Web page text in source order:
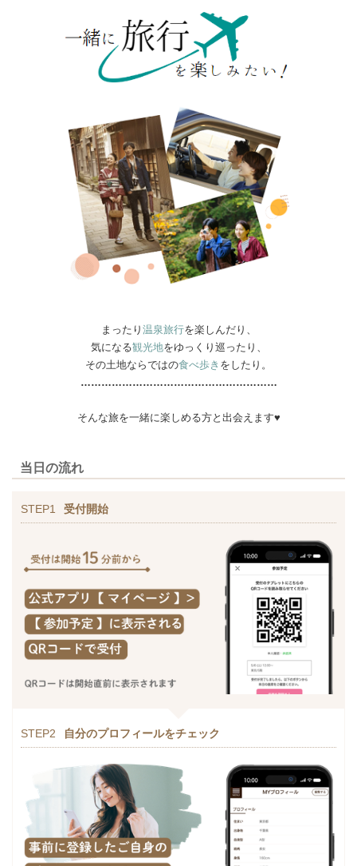
まったり 温泉旅行を楽しんだり、
気になる観光地をゆっくり巡ったり、
その土地ならではの食べ歩き をしたり。
…………………………………………………
そんな旅を一緒に楽しめる方と出会えます♥
当日の流れ
STEP1 受付開始
STEP2 自分のプロフィールをチェック